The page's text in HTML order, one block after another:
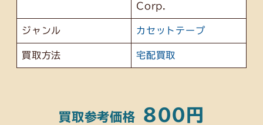
Corp.
ジャンル カセットテープ
買取方法 宅配買取
買取参考価格 800円